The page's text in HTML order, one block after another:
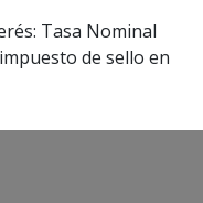
Tasa Nominal
de sello en